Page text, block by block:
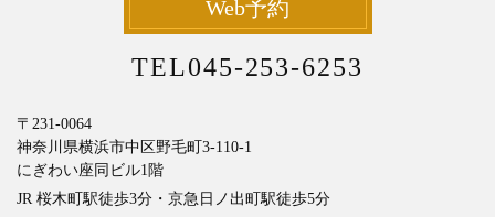
Web予約
TEL045-253-6253
〒231-0064
神奈川県横浜市中区野毛町3-110-1
にぎわい座同ビル1階
JR 桜木町駅徒歩3分・京急日ノ出町駅徒歩5分